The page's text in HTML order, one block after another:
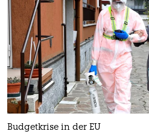
Budgetkrise in der EU